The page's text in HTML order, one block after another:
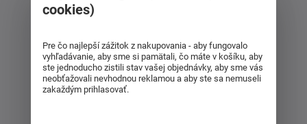
cookies)
Pre čo najlepší zážitok z nakupovania - aby fungovalo
vyhľadávanie, aby sme si pamätali, čo máte v košíku, aby
ste jednoducho zistili stav vašej objednávky, aby sme vás
neobťažovali nevhodnou reklamou a aby ste sa nemuseli
zakaždým prihlasovať.